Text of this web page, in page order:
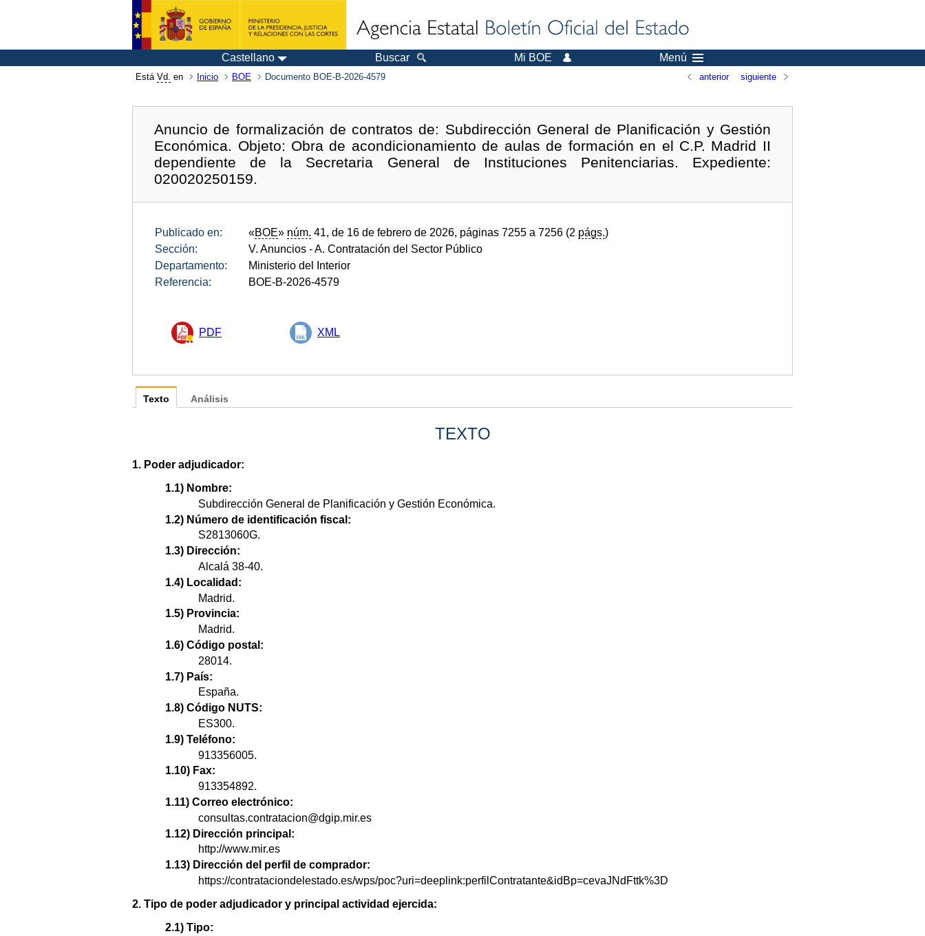
Castellano Buscar Mi BOE Menú
Está Vd. en Inicio BOE Documento BOE-B-2026-4579 anterior siguiente
Anuncio de formalización de contratos de: Subdirección General de Planificación y Gestión
Económica. Objeto: Obra de acondicionamiento de aulas de formación en el C.P. Madrid II
dependiente de la Secretaria General de Instituciones Penitenciarias. Expediente:
020020250159.
Publicado en: «BOE» núm. 41, de 16 de febrero de 2026, páginas 7255 a 7256 (2 págs.)
Sección:
V. Anuncios - A. Contratación del Sector Público
Departamento:
Ministerio del Interior
Referencia:
BOE-B-2026-4579
PDF XML
Texto
TEXTO
1. Poder adjudicador:
1.1) Nombre:
Subdirección General de Planificación y Gestión Económica.
1.2) Número de identificación fiscal:
S2813060G.
1.3) Dirección:
Alcalá 38-40.
1.4) Localidad:
Madrid.
1.5) Provincia:
Madrid.
1.6) Código postal:
28014.
1.7) País:
España.
1.8) Código NUTS:
ES300.
1.9) Teléfono:
913356005.
1.10) Fax:
913354892.
1.11) Correo electrónico:
consultas.contratacion@dgip.mir.es
1.12) Dirección principal:
http://www.mir.es
1.13) Dirección del perfil de comprador:
https://contrataciondelestado.es/wps/poc?uri=deeplink:perfilContratante&idBp=cevaJNdFttk%3D
2. Tipo de poder adjudicador y principal actividad ejercida:
2.1) Tipo:
Análisis